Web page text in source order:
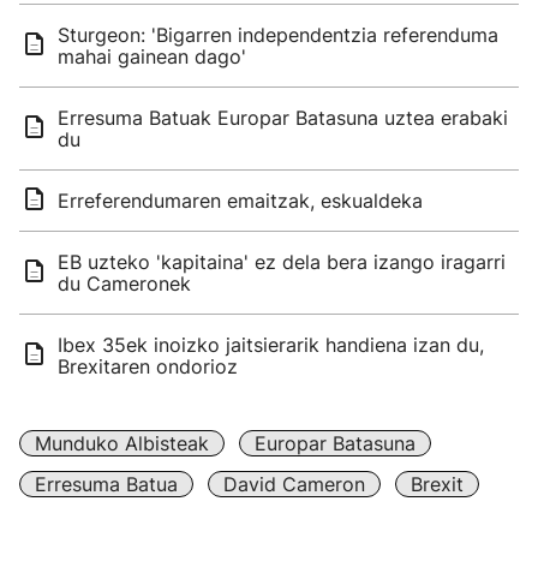
Sturgeon: 'Bigarren independentzia referenduma
mahai gainean dago'
Erresuma Batuak Europar Batasuna uztea erabaki
du
Erreferendumaren emaitzak, eskualdeka
EB uzteko 'kapitaina' ez dela bera izango iragarri
du Cameronek
Ibex 35ek inoizko jaitsierarik handiena izan du,
Brexitaren ondorioz
Munduko Albisteak
Europar Batasuna
Erresuma Batua
David Cameron Brexit